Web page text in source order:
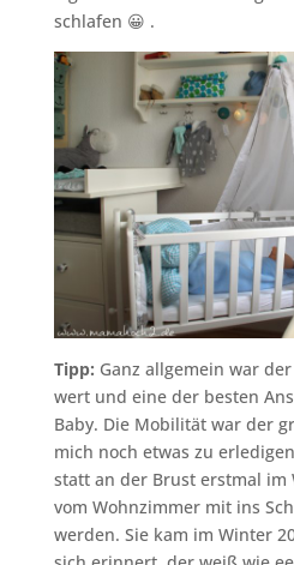
schlafen 😀 .
Tipp: Ganz allgemein war
wert und eine der besten
Baby. Die Mobilität war der
mich noch etwas zu
statt an der Brust erstmal im
vom Wohnzimmer mit ins
werden. Sie kam im Winter